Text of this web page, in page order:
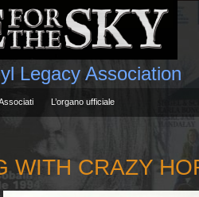
Legacy Association
L’organo ufficiale
WITH CRAZY